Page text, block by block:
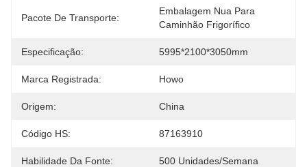
Pacote De Transporte:
Embalagem Nua Para
Caminhão Frigorífico
Especificação: 5995*2100*3050mm
Marca Registrada: Howo
Origem: China
Código HS: 87163910
Habilidade Da Fonte: 500 Unidades/semana